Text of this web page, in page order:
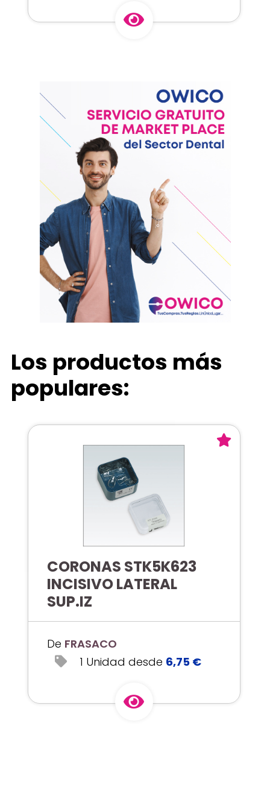
Los productos más
populares:
CORONAS STK5K623
INCISIVO LATERAL
SUP.IZ
De FRASACO
1 Unidad desde 6,75 €